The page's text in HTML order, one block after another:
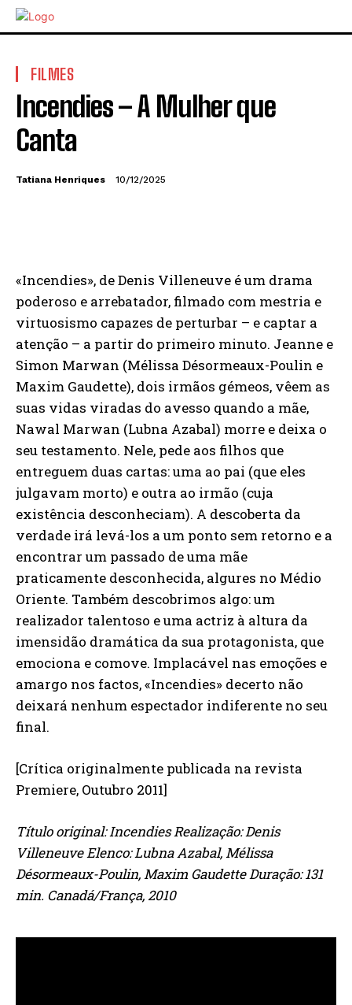
FILMES
Incendies – A Mulher que
Canta
Tatiana Henriques 10/12/2025
«Incendies», de Denis Villeneuve é um drama
poderoso e arrebatador, filmado com mestria e
virtuosismo capazes de perturbar – e captar a
atenção – a partir do primeiro minuto. Jeanne e
Simon Marwan (Mélissa Désormeaux-Poulin e
Maxim Gaudette), dois irmãos gémeos, vêem as
suas vidas viradas do avesso quando a mãe,
Nawal Marwan (Lubna Azabal) morre e deixa o
seu testamento. Nele, pede aos filhos que
entreguem duas cartas: uma ao pai (que eles
julgavam morto) e outra ao irmão (cuja
existência desconheciam). A descoberta da
verdade irá levá-los a um ponto sem retorno e a
encontrar um passado de uma mãe
praticamente desconhecida, algures no Médio
Oriente. Também descobrimos algo: um
realizador talentoso e uma actriz à altura da
imensidão dramática da sua protagonista, que
emociona e comove. Implacável nas emoções e
amargo nos factos, «Incendies» decerto não
deixará nenhum espectador indiferente no seu
final.
[Crítica originalmente publicada na revista
Premiere, Outubro 2011]
Título original: Incendies Realização: Denis
Villeneuve Elenco: Lubna Azabal, Mélissa
Désormeaux-Poulin, Maxim Gaudette Duração: 131
min. Canadá/França, 2010